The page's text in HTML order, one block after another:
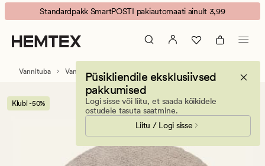
Round
vannitoamatt
beež
Animated
banner.
Press
ESCAPE
Standardpakk SmartPOSTI pakiautomaati ainult 3,99
Püsikliendile eksklusiivsed
pakkumised
Logi sisse või liitu, et saada kõikidele
ostudele tasuta saatmine.
Liitu / Logi sisse
Vannituba Vannitoavaibad
Klubi -50%